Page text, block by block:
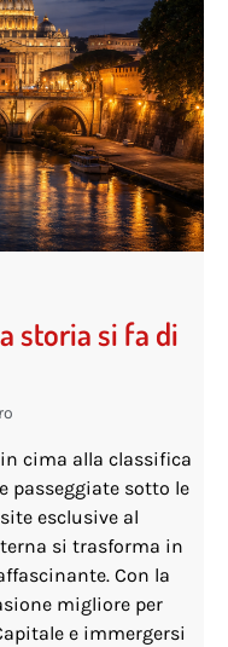
storia si fa di
cima alla classifica
passeggiate sotto le
esclusive al
si trasforma in
Con la
migliore per
e immergersi